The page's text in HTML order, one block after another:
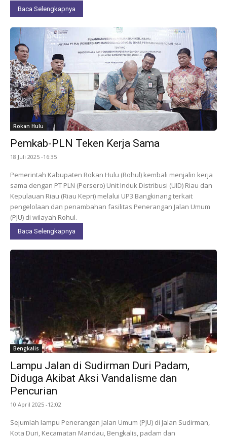
Baca Selengkapnya
Rokan Hulu
Pemkab-PLN Teken Kerja Sama
18 Juli 2025 -16:35
Pemerintah Kabupaten Rokan Hulu (Rohul) kembali menjalin kerja
sama dengan PT PLN (Persero) Unit Induk Distribusi (UID) Riau dan
Kepulauan Riau (Riau Kepri) melalui UP3 Bangkinang terkait
pengelolaan dan penambahan fasilitas Penerangan Jalan Umum
(PJU) di wilayah Rohul.
Baca Selengkapnya
Bengkalis
Lampu Jalan di Sudirman Duri Padam,
Diduga Akibat Aksi Vandalisme dan
Pencurian
10 April 2025 -12:02
Sejumlah lampu Penerangan Jalan Umum (PJU) di Jalan Sudirman,
Kota Duri, Kecamatan Mandau, Bengkalis, padam dan